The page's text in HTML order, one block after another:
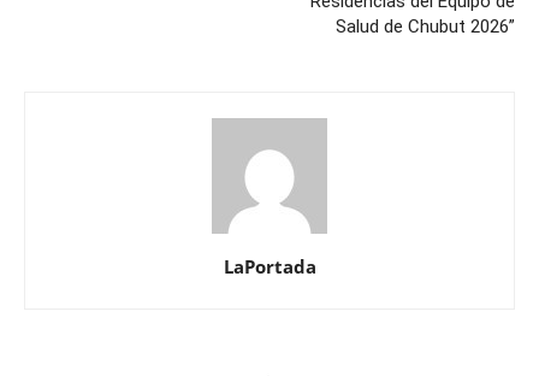
Salud de Chubut 2026”
LaPortada